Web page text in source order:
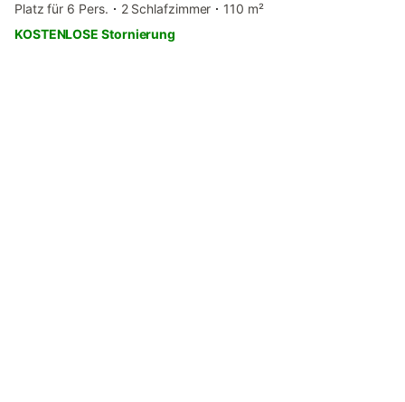
Platz für 6 Pers.
2 Schlafzimmer
110 m²
KOSTENLOSE Stornierung